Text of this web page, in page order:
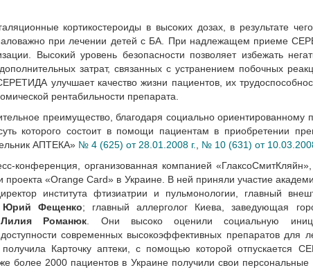
кортикостероиды в высоких дозах, в результате
при лечении детей с БА. При надлежащем приеме
Высокий уровень безопасности позволяет избежать
затрат, связанных с устранением побочных
улучшает качество жизни пациентов, их
рентабильности препарата.
преимущество, благодаря социально ориентированному
которого состоит в помощи пациентам в приобретении
АПТЕКА» № 4 (625) от 28.01.2008 г. № 10 (631) от
конференция, организованная компанией
проекта «Orange Card» в Украине. В ней приняли участие
института фтизиатрии и пульмонологии, главный
Юрий Фещенко; главный аллерголог Киева, заведующая
Лилия Романюк . Они высоко оценили социальную
современных высокоэффективных препаратов для
Карточку аптеки, с помощью которой отпускается
более 2000 пациентов в Украине получили свои